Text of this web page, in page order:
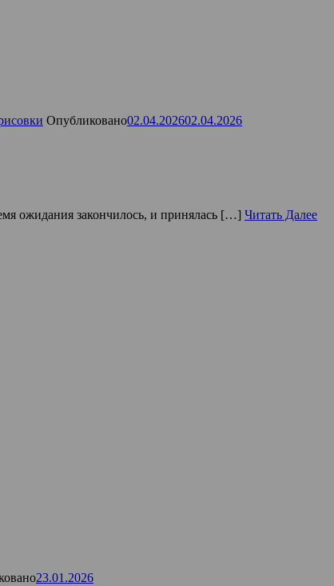
Опубликовано02.04.202602.04.2026
ожидания закончилось, и принялась […] Читать Далее
23.01.2026